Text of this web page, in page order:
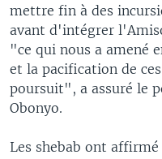
mettre fin à des
avant d'intégrer
"ce qui nous a amené
et la pacification de
poursuit", a assuré le
Obonyo.
Les shebab ont